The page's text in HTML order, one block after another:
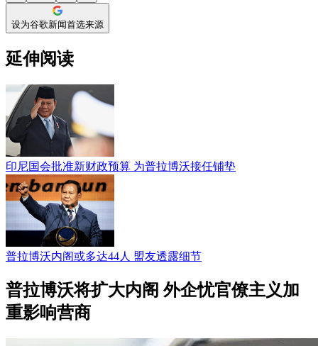
设为谷歌新闻首选来源
延伸阅读
印尼国会批准新财政预算 为普拉博沃接任铺垫
普拉博沃内阁或多达44人 盟友透露细节
普拉博沃将扩大内阁 外企忧官僚主义加
重影响营商